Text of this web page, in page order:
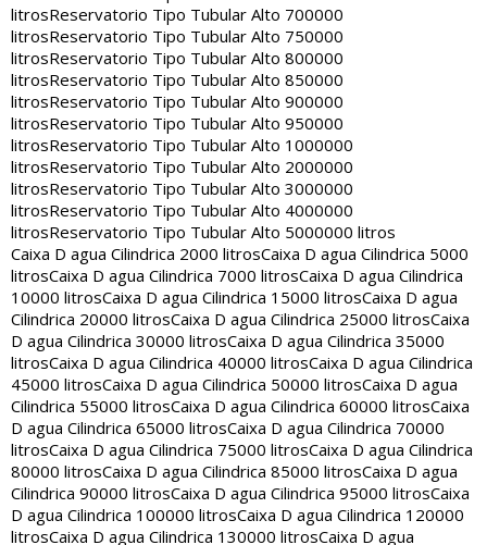
litrosReservatorio Tipo Tubular Alto 700000
litrosReservatorio Tipo Tubular Alto 750000
litrosReservatorio Tipo Tubular Alto 800000
litrosReservatorio Tipo Tubular Alto 850000
litrosReservatorio Tipo Tubular Alto 900000
litrosReservatorio Tipo Tubular Alto 950000
litrosReservatorio Tipo Tubular Alto 1000000
litrosReservatorio Tipo Tubular Alto 2000000
litrosReservatorio Tipo Tubular Alto 3000000
litrosReservatorio Tipo Tubular Alto 4000000
litrosReservatorio Tipo Tubular Alto 5000000 litros
Caixa D agua Cilindrica 2000 litrosCaixa D agua Cilindrica 5000
litrosCaixa D agua Cilindrica 7000 litrosCaixa D agua Cilindrica
10000 litrosCaixa D agua Cilindrica 15000 litrosCaixa D agua
Cilindrica 20000 litrosCaixa D agua Cilindrica 25000 litrosCaixa
D agua Cilindrica 30000 litrosCaixa D agua Cilindrica 35000
litrosCaixa D agua Cilindrica 40000 litrosCaixa D agua Cilindrica
45000 litrosCaixa D agua Cilindrica 50000 litrosCaixa D agua
Cilindrica 55000 litrosCaixa D agua Cilindrica 60000 litrosCaixa
D agua Cilindrica 65000 litrosCaixa D agua Cilindrica 70000
litrosCaixa D agua Cilindrica 75000 litrosCaixa D agua Cilindrica
80000 litrosCaixa D agua Cilindrica 85000 litrosCaixa D agua
Cilindrica 90000 litrosCaixa D agua Cilindrica 95000 litrosCaixa
D agua Cilindrica 100000 litrosCaixa D agua Cilindrica 120000
litrosCaixa D agua Cilindrica 130000 litrosCaixa D agua